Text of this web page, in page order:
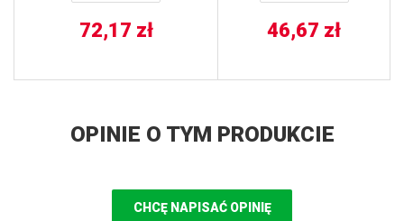
ALTERRA
400/450/500/550/700,
SPORTSMAN 300/400 ALL
72,17 zł 46,67 zł
OPINIE O TYM PRODUKCIE
CHCĘ NAPISAĆ OPINIĘ